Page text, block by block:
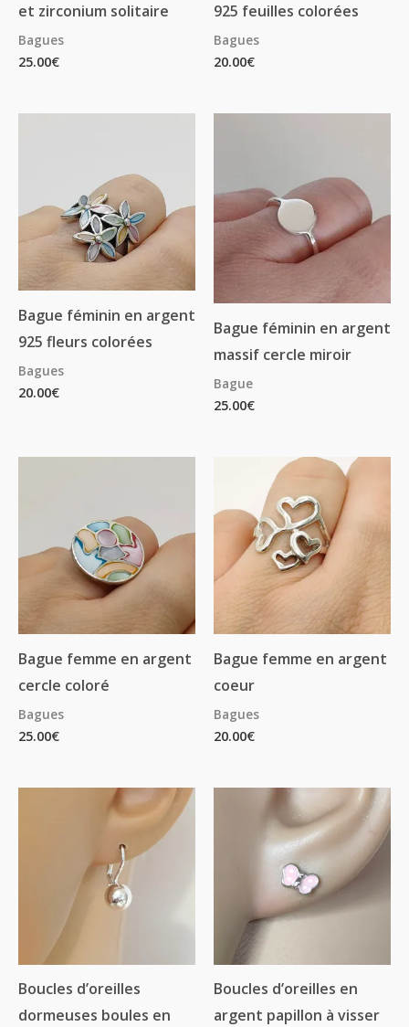
et zirconium solitaire
Bagues
25.00€
925 feuilles colorées
Bagues
20.00€
Bague féminin en argent
925 fleurs colorées
Bagues
20.00€
Bague féminin en argent
massif cercle miroir
Bague
25.00€
Bague femme en argent
cercle coloré
Bagues
25.00€
Bague femme en argent
coeur
Bagues
20.00€
Boucles d’oreilles
dormeuses boules en
Plage
de
prix :
27.00€
à
Boucles d’oreilles en
argent papillon à visser